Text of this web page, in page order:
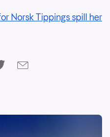
Norsk Tippings spill her